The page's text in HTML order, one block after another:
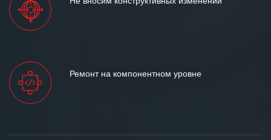
Ремонт на компонентном уровне